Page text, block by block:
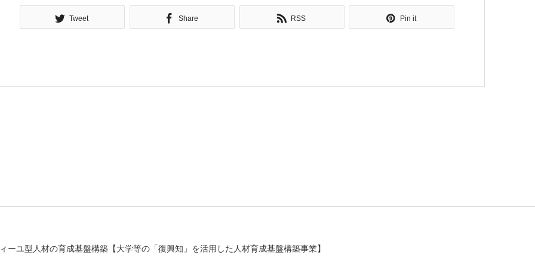
Tweet Share RSS Pin it
ーユ型人材の育成基盤構築【大学等の「復興知」を活用した人材育成基盤構築事業】